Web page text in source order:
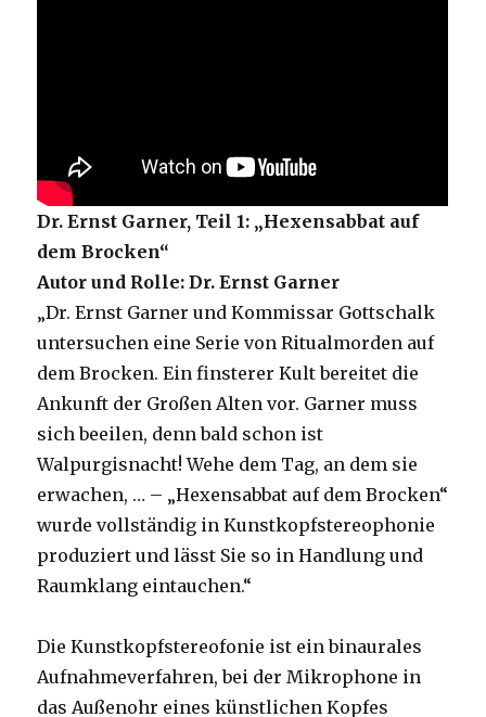
Dr. Ernst Garner, Teil 1: „Hexensabbat auf
dem Brocken“
Autor und Rolle: Dr. Ernst Garner
„Dr. Ernst Garner und Kommissar Gottschalk
untersuchen eine Serie von Ritualmorden auf
dem Brocken. Ein finsterer Kult bereitet die
Ankunft der Großen Alten vor. Garner muss
sich beeilen, denn bald schon ist
Walpurgisnacht! Wehe dem Tag, an dem sie
erwachen, … – „Hexensabbat auf dem Brocken“
wurde vollständig in Kunstkopfstereophonie
produziert und lässt Sie so in Handlung und
Raumklang eintauchen.“
Die Kunstkopfstereofonie ist ein binaurales
Aufnahmeverfahren, bei der Mikrophone in
das Außenohr eines künstlichen Kopfes